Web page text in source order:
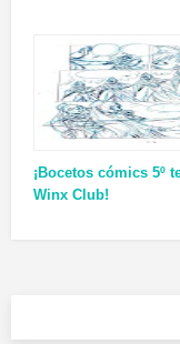
¡Bocetos cómics 5º
Winx Club!